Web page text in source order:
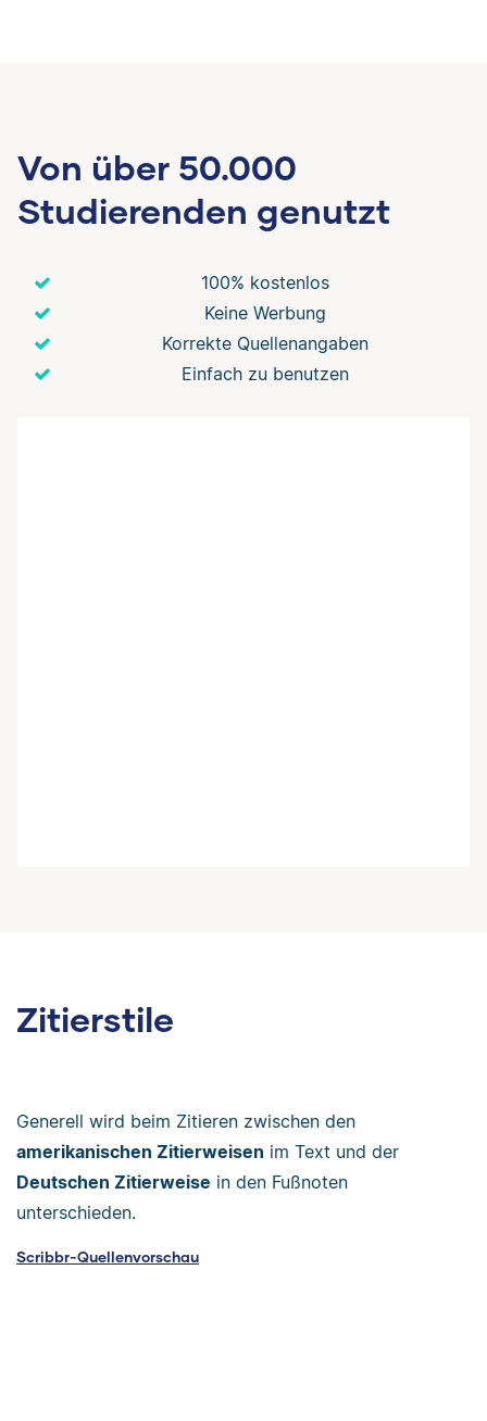
Von über 50.000
Studierenden genutzt
100% kostenlos
Keine Werbung
Korrekte Quellenangaben
Einfach zu benutzen
Zitierstile
Generell wird beim Zitieren zwischen den
amerikanischen Zitierweisen im Text und der
Deutschen Zitierweise in den Fußnoten
unterschieden.
Scribbr-Quellenvorschau